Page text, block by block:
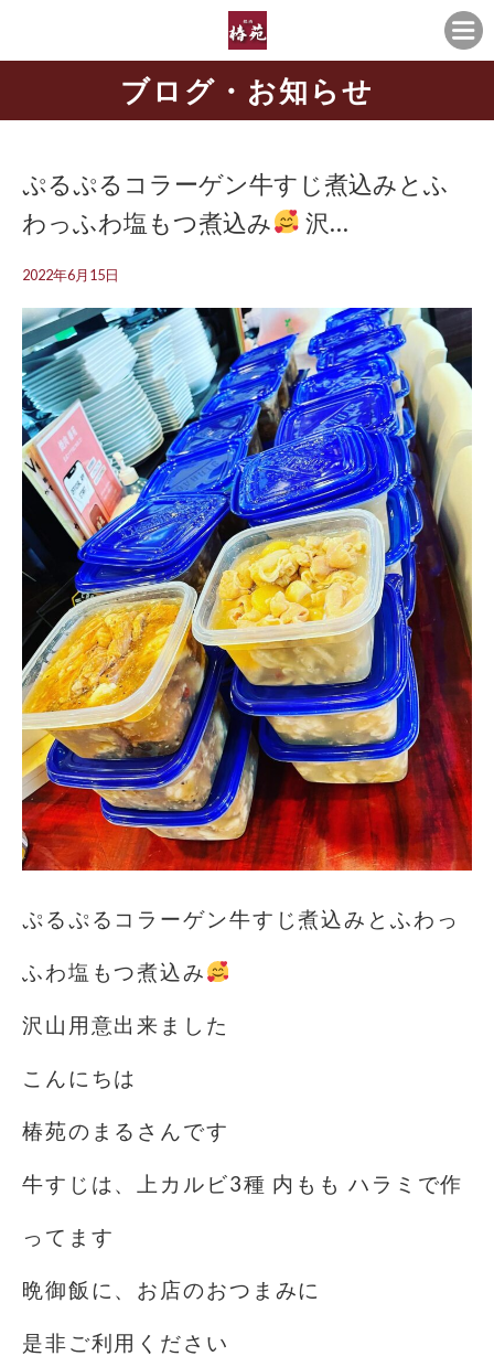
ブログ・お知らせ
ぷるぷるコラーゲン牛すじ煮込みとふ
わっふわ塩もつ煮込み
沢…
2022年6月15日
ぷるぷるコラーゲン牛すじ煮込みとふわっ
ふわ塩もつ煮込み
沢山用意出来ました
こんにちは️
椿苑のまるさんです
牛すじは、上カルビ3種 内もも ハラミで作
ってます
晩御飯に、お店のおつまみに
是非ご利用ください